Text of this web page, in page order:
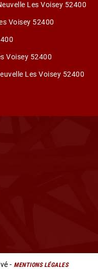
Les Voisey 52400
Voisey 52400
Voisey 52400
Les Voisey 52400
- MENTIONS LÉGALES